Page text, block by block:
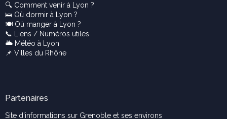
🔍 Comment venir à Lyon ?
🛌 Où dormir à Lyon ?
🍽️ Où manger à Lyon ?
📞 Liens / Numéros utiles
🌥️ Météo à Lyon
📌 Villes du Rhône
Partenaires
Site d'informations sur Grenoble et ses environs